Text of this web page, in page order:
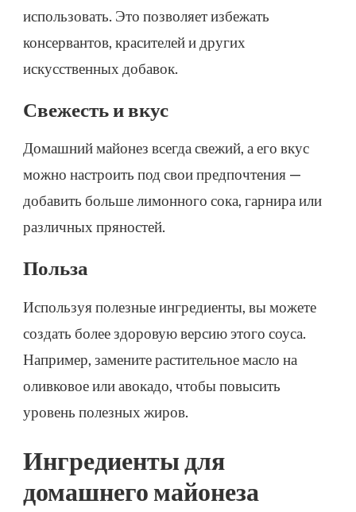
использовать. Это позволяет избежать
консервантов, красителей и других
искусственных добавок.
Свежесть и вкус
Домашний майонез всегда свежий, а его вкус
можно настроить под свои предпочтения —
добавить больше лимонного сока, гарнира или
различных пряностей.
Польза
Используя полезные ингредиенты, вы можете
создать более здоровую версию этого соуса.
Например, замените растительное масло на
оливковое или авокадо, чтобы повысить
уровень полезных жиров.
Ингредиенты для
домашнего майонеза